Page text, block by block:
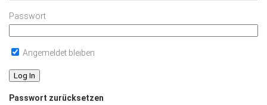
Passwort
Angemeldet bleiben
Passwort zurücksetzen